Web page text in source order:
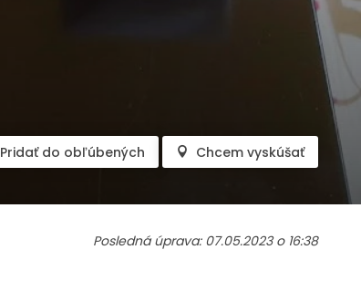
Pridať do obľúbených Chcem vyskúšať
Posledná úprava: 07.05.2023 o 16:38